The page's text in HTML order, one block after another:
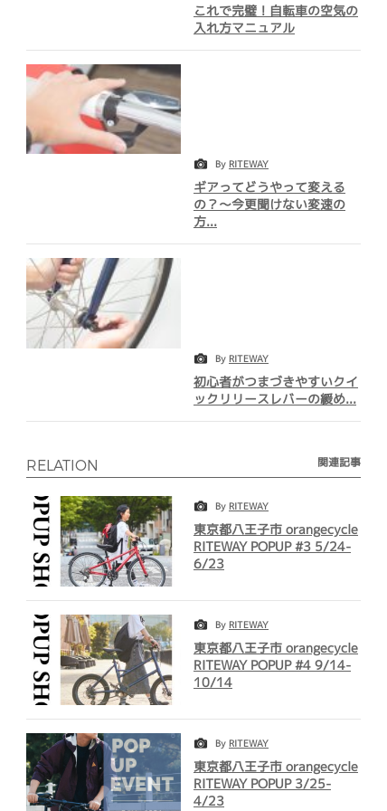
これで完璧！自転車の空気の
入れ方マニュアル
By RITEWAY
ギアってどうやって変える
の？～今更聞けない変速の
方...
By RITEWAY
初心者がつまづきやすいクイ
ックリリースレバーの緩め...
RELATION 関連記事
By RITEWAY
東京都八王子市 orangecycle
RITEWAY POPUP #3 5/24-
6/23
By RITEWAY
東京都八王子市 orangecycle
RITEWAY POPUP #4 9/14-
10/14
By RITEWAY
東京都八王子市 orangecycle
RITEWAY POPUP 3/25-
4/23